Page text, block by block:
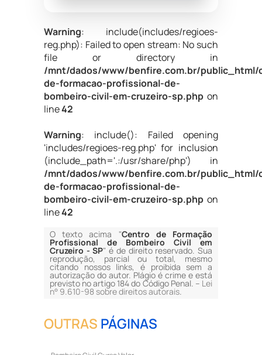
Warning: include(includes/regioes-
reg.php): Failed to open stream: No such
file or directory in
/mnt/dados/www/benfire.com.br/public_html/
de-formacao-profissional-de-
bombeiro-civil-em-cruzeiro-sp.phpon
line42
Warning: include(): Failed opening
'includes/regioes-reg.php' for inclusion
(include_path='.:/usr/share/php') in
/mnt/dados/www/benfire.com.br/public_html/
de-formacao-profissional-de-
bombeiro-civil-em-cruzeiro-sp.phpon
line42
O texto acima "Centro de Formação
Profissional de Bombeiro Civil em
Cruzeiro - SP" é de direito reservado. Sua
reprodução, parcial ou total, mesmo
citando nossos links, é proibida sem a
autorização do autor. Plágio é crime e está
previsto no artigo 184 do Código Penal. – Lei
n° 9.610-98 sobre direitos autorais.
OUTRAS PÁGINAS